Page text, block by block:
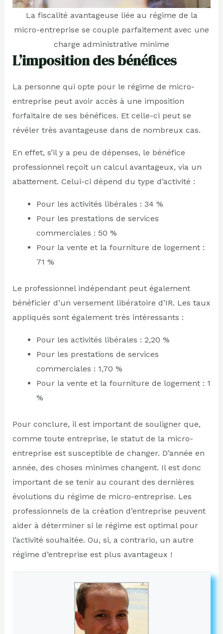
La fiscalité avantageuse liée au régime de la
micro-entreprise se couple parfaitement avec une
charge administrative minime
L’imposition des bénéfices
La personne qui opte pour le régime de micro-
entreprise peut avoir accès à une imposition
forfaitaire de ses bénéfices. Et celle-ci peut se
révéler très avantageuse dans de nombreux cas.
En effet, s’il y a peu de dépenses, le bénéfice
professionnel reçoit un calcul avantageux, via un
abattement. Celui-ci dépend du type d’activité :
Pour les activités libérales : 34 %
Pour les prestations de services
commerciales : 50 %
Pour la vente et la fourniture de logement :
71 %
Le professionnel indépendant peut également
bénéficier d’un versement libératoire d’IR. Les taux
appliqués sont également très intéressants :
Pour les activités libérales : 2,20 %
Pour les prestations de services
commerciales : 1,70 %
Pour la vente et la fourniture de logement : 1
%
Pour conclure, il est important de souligner que,
comme toute entreprise, le statut de la micro-
entreprise est susceptible de changer. D’année en
année, des choses minimes changent. Il est donc
important de se tenir au courant des dernières
évolutions du régime de micro-entreprise. Les
professionnels de la création d’entreprise peuvent
aider à déterminer si le régime est optimal pour
l’activité souhaitée. Ou, si, a contrario, un autre
régime d’entreprise est plus avantageux !